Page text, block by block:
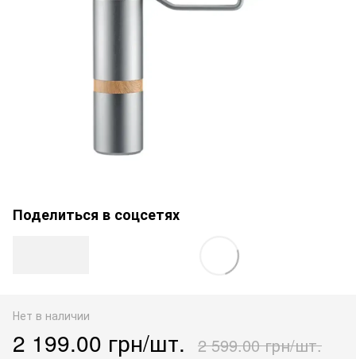
Поделиться в соцсетях
Нет в наличии
2 199.00 грн/шт. 2 599.00 грн/шт.